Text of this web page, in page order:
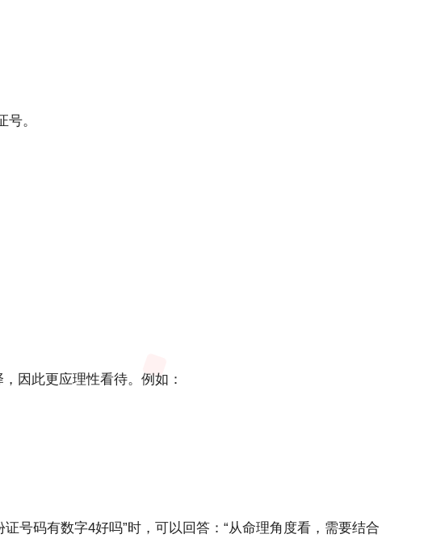
。
因此更应理性看待。例如：
号码有数字4好吗”时，可以回答：“从命理角度看，需要结合